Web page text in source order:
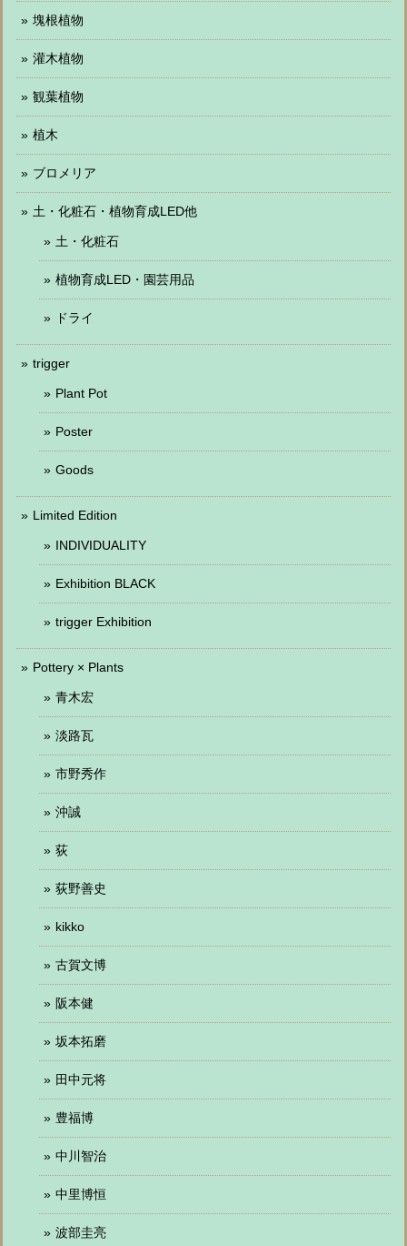
塊根植物
灌木植物
観葉植物
植木
ブロメリア
土・化粧石・植物育成LED他
土・化粧石
植物育成LED・園芸用品
ドライ
trigger
Plant Pot
Poster
Goods
Limited Edition
INDIVIDUALITY
Exhibition BLACK
trigger Exhibition
Pottery × Plants
青木宏
淡路瓦
市野秀作
沖誠
荻
荻野善史
kikko
古賀文博
阪本健
坂本拓磨
田中元将
豊福博
中川智治
中里博恒
波部圭亮